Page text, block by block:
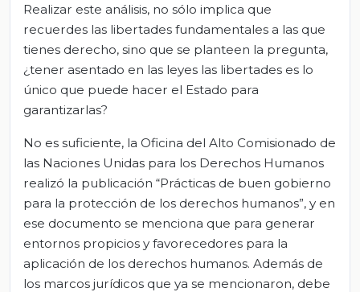
Realizar este análisis, no sólo implica que
recuerdes las libertades fundamentales a las que
tienes derecho, sino que se planteen la pregunta,
¿tener asentado en las leyes las libertades es lo
único que puede hacer el Estado para
garantizarlas?
No es suficiente, la Oficina del Alto Comisionado de
las Naciones Unidas para los Derechos Humanos
realizó la publicación “Prácticas de buen gobierno
para la protección de los derechos humanos”, y en
ese documento se menciona que para generar
entornos propicios y favorecedores para la
aplicación de los derechos humanos. Además de
los marcos jurídicos que ya se mencionaron, debe